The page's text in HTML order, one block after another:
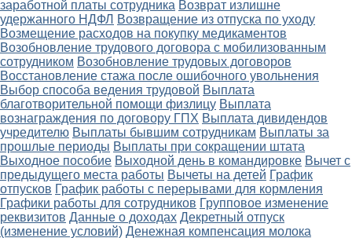
заработной платы сотрудника Возврат излишне
удержанного НДФЛ Возвращение из отпуска по уходу
Возмещение расходов на покупку медикаментов
Возобновление трудового договора с мобилизованным
сотрудником Возобновление трудовых договоров
Восстановление стажа после ошибочного увольнения
Выбор способа ведения трудовой Выплата
благотворительной помощи физлицу Выплата
вознаграждения по договору ГПХ Выплата дивидендов
учредителю Выплаты бывшим сотрудникам Выплаты за
прошлые периоды Выплаты при сокращении штата
Выходное пособие Выходной день в командировке Вычет с
предыдущего места работы Вычеты на детей График
отпусков График работы с перерывами для кормления
Графики работы для сотрудников Групповое изменение
реквизитов Данные о доходах Декретный отпуск
(изменение условий) Денежная компенсация молока